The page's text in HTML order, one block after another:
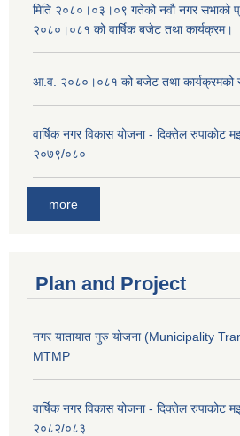
मिति २०८०।०३।०९ गतेको नवौ नगर सभाको
२०८०।०८१ को वार्षिक बजेट तथा कार्यक्रम।
आ.व. २०८०।०८१ को बजेट तथा कार्यक्रमको
वार्षिक नगर विकास योजना - दिक्तेल रुपाकोट
२०७९/०८०
more
Plan and Project
नगर यातायात गुरु योजना (Municipality
MTMP
वार्षिक नगर विकास योजना - दिक्तेल रुपाकोट
२०८२/०८३